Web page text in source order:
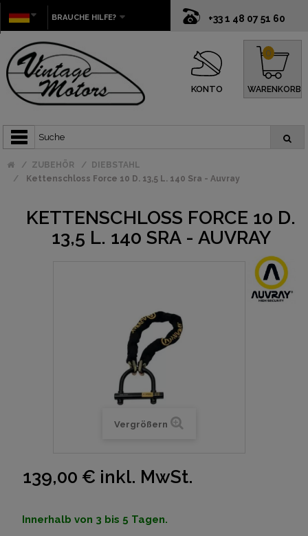
+33 1 48 07 51 60
BRAUCHE HILFE?
KONTO WARENKORB
0
ZUBEHÖR
DIEBSTAHL
Kettenschloss Force 10 D. 13,5 L. 140 Sra - Auvray
KETTENSCHLOSS FORCE 10 D.
13,5 L. 140 SRA - AUVRAY
Vergrößern
139,00 € inkl. MwSt.
Innerhalb von 3 bis 5 Tagen.